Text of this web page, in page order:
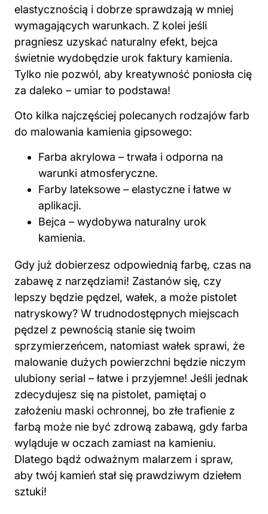
elastycznością i dobrze sprawdzają w mniej
wymagających warunkach. Z kolei jeśli
pragniesz uzyskać naturalny efekt, bejca
świetnie wydobędzie urok faktury kamienia.
Tylko nie pozwól, aby kreatywność poniosła cię
za daleko – umiar to podstawa!
Oto kilka najczęściej polecanych rodzajów farb
do malowania kamienia gipsowego:
Farba akrylowa – trwała i odporna na
warunki atmosferyczne.
Farby lateksowe – elastyczne i łatwe w
aplikacji.
Bejca – wydobywa naturalny urok
kamienia.
Gdy już dobierzesz odpowiednią farbę, czas na
zabawę z narzędziami! Zastanów się, czy
lepszy będzie pędzel, wałek, a może pistolet
natryskowy? W trudnodostępnych miejscach
pędzel z pewnością stanie się twoim
sprzymierzeńcem, natomiast wałek sprawi, że
malowanie dużych powierzchni będzie niczym
ulubiony serial – łatwe i przyjemne! Jeśli jednak
zdecydujesz się na pistolet, pamiętaj o
założeniu maski ochronnej, bo złe trafienie z
farbą może nie być zdrową zabawą, gdy farba
wyląduje w oczach zamiast na kamieniu.
Dlatego bądź odważnym malarzem i spraw,
aby twój kamień stał się prawdziwym dziełem
sztuki!